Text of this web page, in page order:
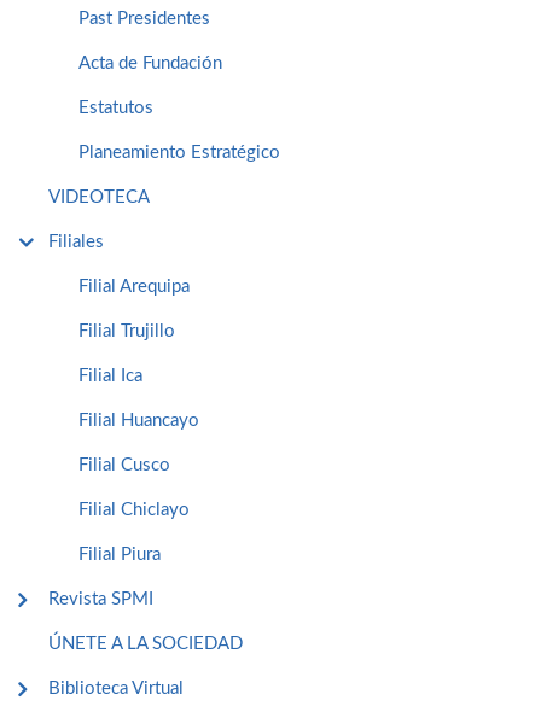
Past Presidentes
Acta de Fundación
Estatutos
Planeamiento Estratégico
VIDEOTECA
Filiales
Filial Arequipa
Filial Trujillo
Filial Ica
Filial Huancayo
Filial Cusco
Filial Chiclayo
Filial Piura
Revista SPMI
ÚNETE A LA SOCIEDAD
Biblioteca Virtual